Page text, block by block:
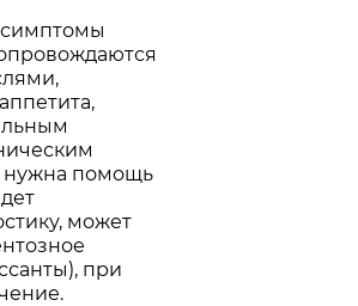
нужна помощь
может
при